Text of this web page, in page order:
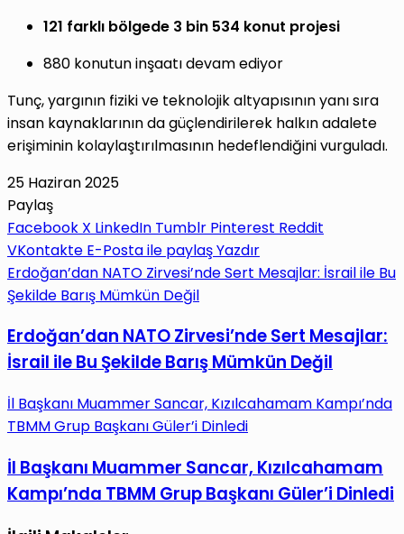
121 farklı bölgede 3 bin 534 konut projesi
880 konutun inşaatı devam ediyor
Tunç, yargının fiziki ve teknolojik altyapısının yanı sıra
insan kaynaklarının da güçlendirilerek halkın adalete
erişiminin kolaylaştırılmasının hedeflendiğini vurguladı.
25 Haziran 2025
Paylaş
Facebook X LinkedIn Tumblr Pinterest Reddit
VKontakte E-Posta ile paylaşYazdır
Erdoğan’dan NATO Zirvesi’nde Sert Mesajlar: İsrail ile Bu
Şekilde Barış Mümkün Değil
Erdoğan’dan NATO Zirvesi’nde Sert Mesajlar:
İsrail ile Bu Şekilde Barış Mümkün Değil
İl Başkanı Muammer Sancar, Kızılcahamam Kampı’nda
TBMM Grup Başkanı Güler’i Dinledi
İl Başkanı Muammer Sancar, Kızılcahamam
Kampı’nda TBMM Grup Başkanı Güler’i Dinledi